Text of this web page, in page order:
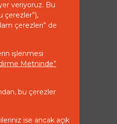
veriyoruz. Bu
çerezler”),
çerezleri” de
işlenmesi
Metninde”
bu çerezler
ise ancak açık